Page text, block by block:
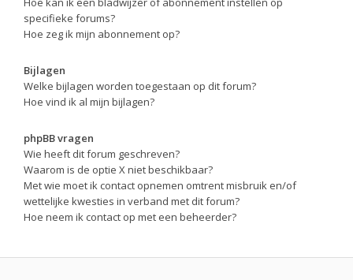
specifieke forums?
Hoe zeg ik mijn abonnement op?
Bijlagen
Welke bijlagen worden toegestaan op dit forum?
Hoe vind ik al mijn bijlagen?
phpBB vragen
Wie heeft dit forum geschreven?
Waarom is de optie X niet beschikbaar?
Met wie moet ik contact opnemen omtrent misbruik en/of
wettelijke kwesties in verband met dit forum?
Hoe neem ik contact op met een beheerder?